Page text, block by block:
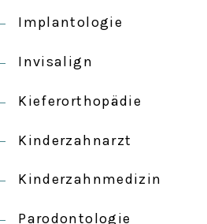
Implantologie
Invisalign
Kieferorthopädie
Kinderzahnarzt
Kinderzahnmedizin
Parodontologie